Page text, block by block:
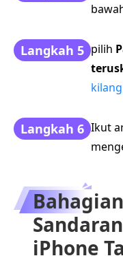
Langkah 5 pilih
Langkah 6 Ikut
iPhone